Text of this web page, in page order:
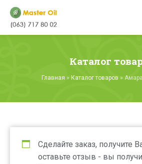
Каталог
Главная » Каталог товаров »
Сделайте заказ, получите
оставьте отзыв - вы